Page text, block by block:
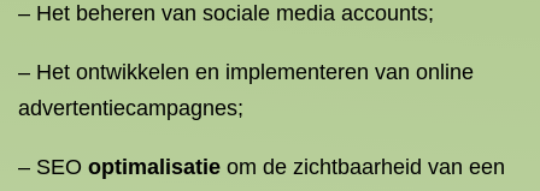
– Het beheren van sociale media accounts;
– Het ontwikkelen en implementeren van online
advertentiecampagnes;
– SEO optimalisatie om de zichtbaarheid van een